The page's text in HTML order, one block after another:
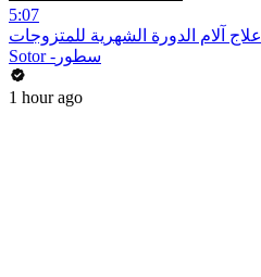
5:07
علاج آلام الدورة الشهرية للمتزوجات
Sotor -سطور
1 hour ago